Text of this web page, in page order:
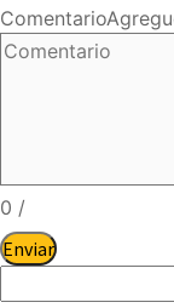
Comentario
0 /
Enviar